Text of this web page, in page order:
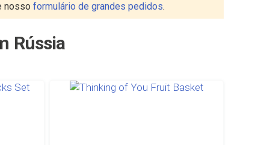
nosso formulário de grandes pedidos.
Rússia